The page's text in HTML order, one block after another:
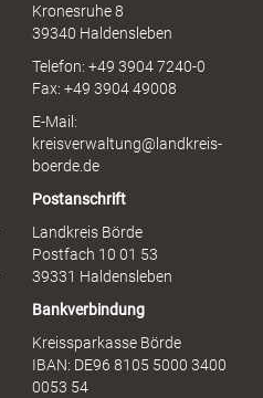
Kronesruhe 8
39340 Haldensleben
Telefon: +49 3904 7240-0
Fax: +49 3904 49008
E-Mail:
kreisverwaltung@landkreis-
boerde.de
Postanschrift
Landkreis Börde
Postfach 10 01 53
39331 Haldensleben
Bankverbindung
Kreissparkasse Börde
IBAN: DE96 8105 5000 3400
0053 54